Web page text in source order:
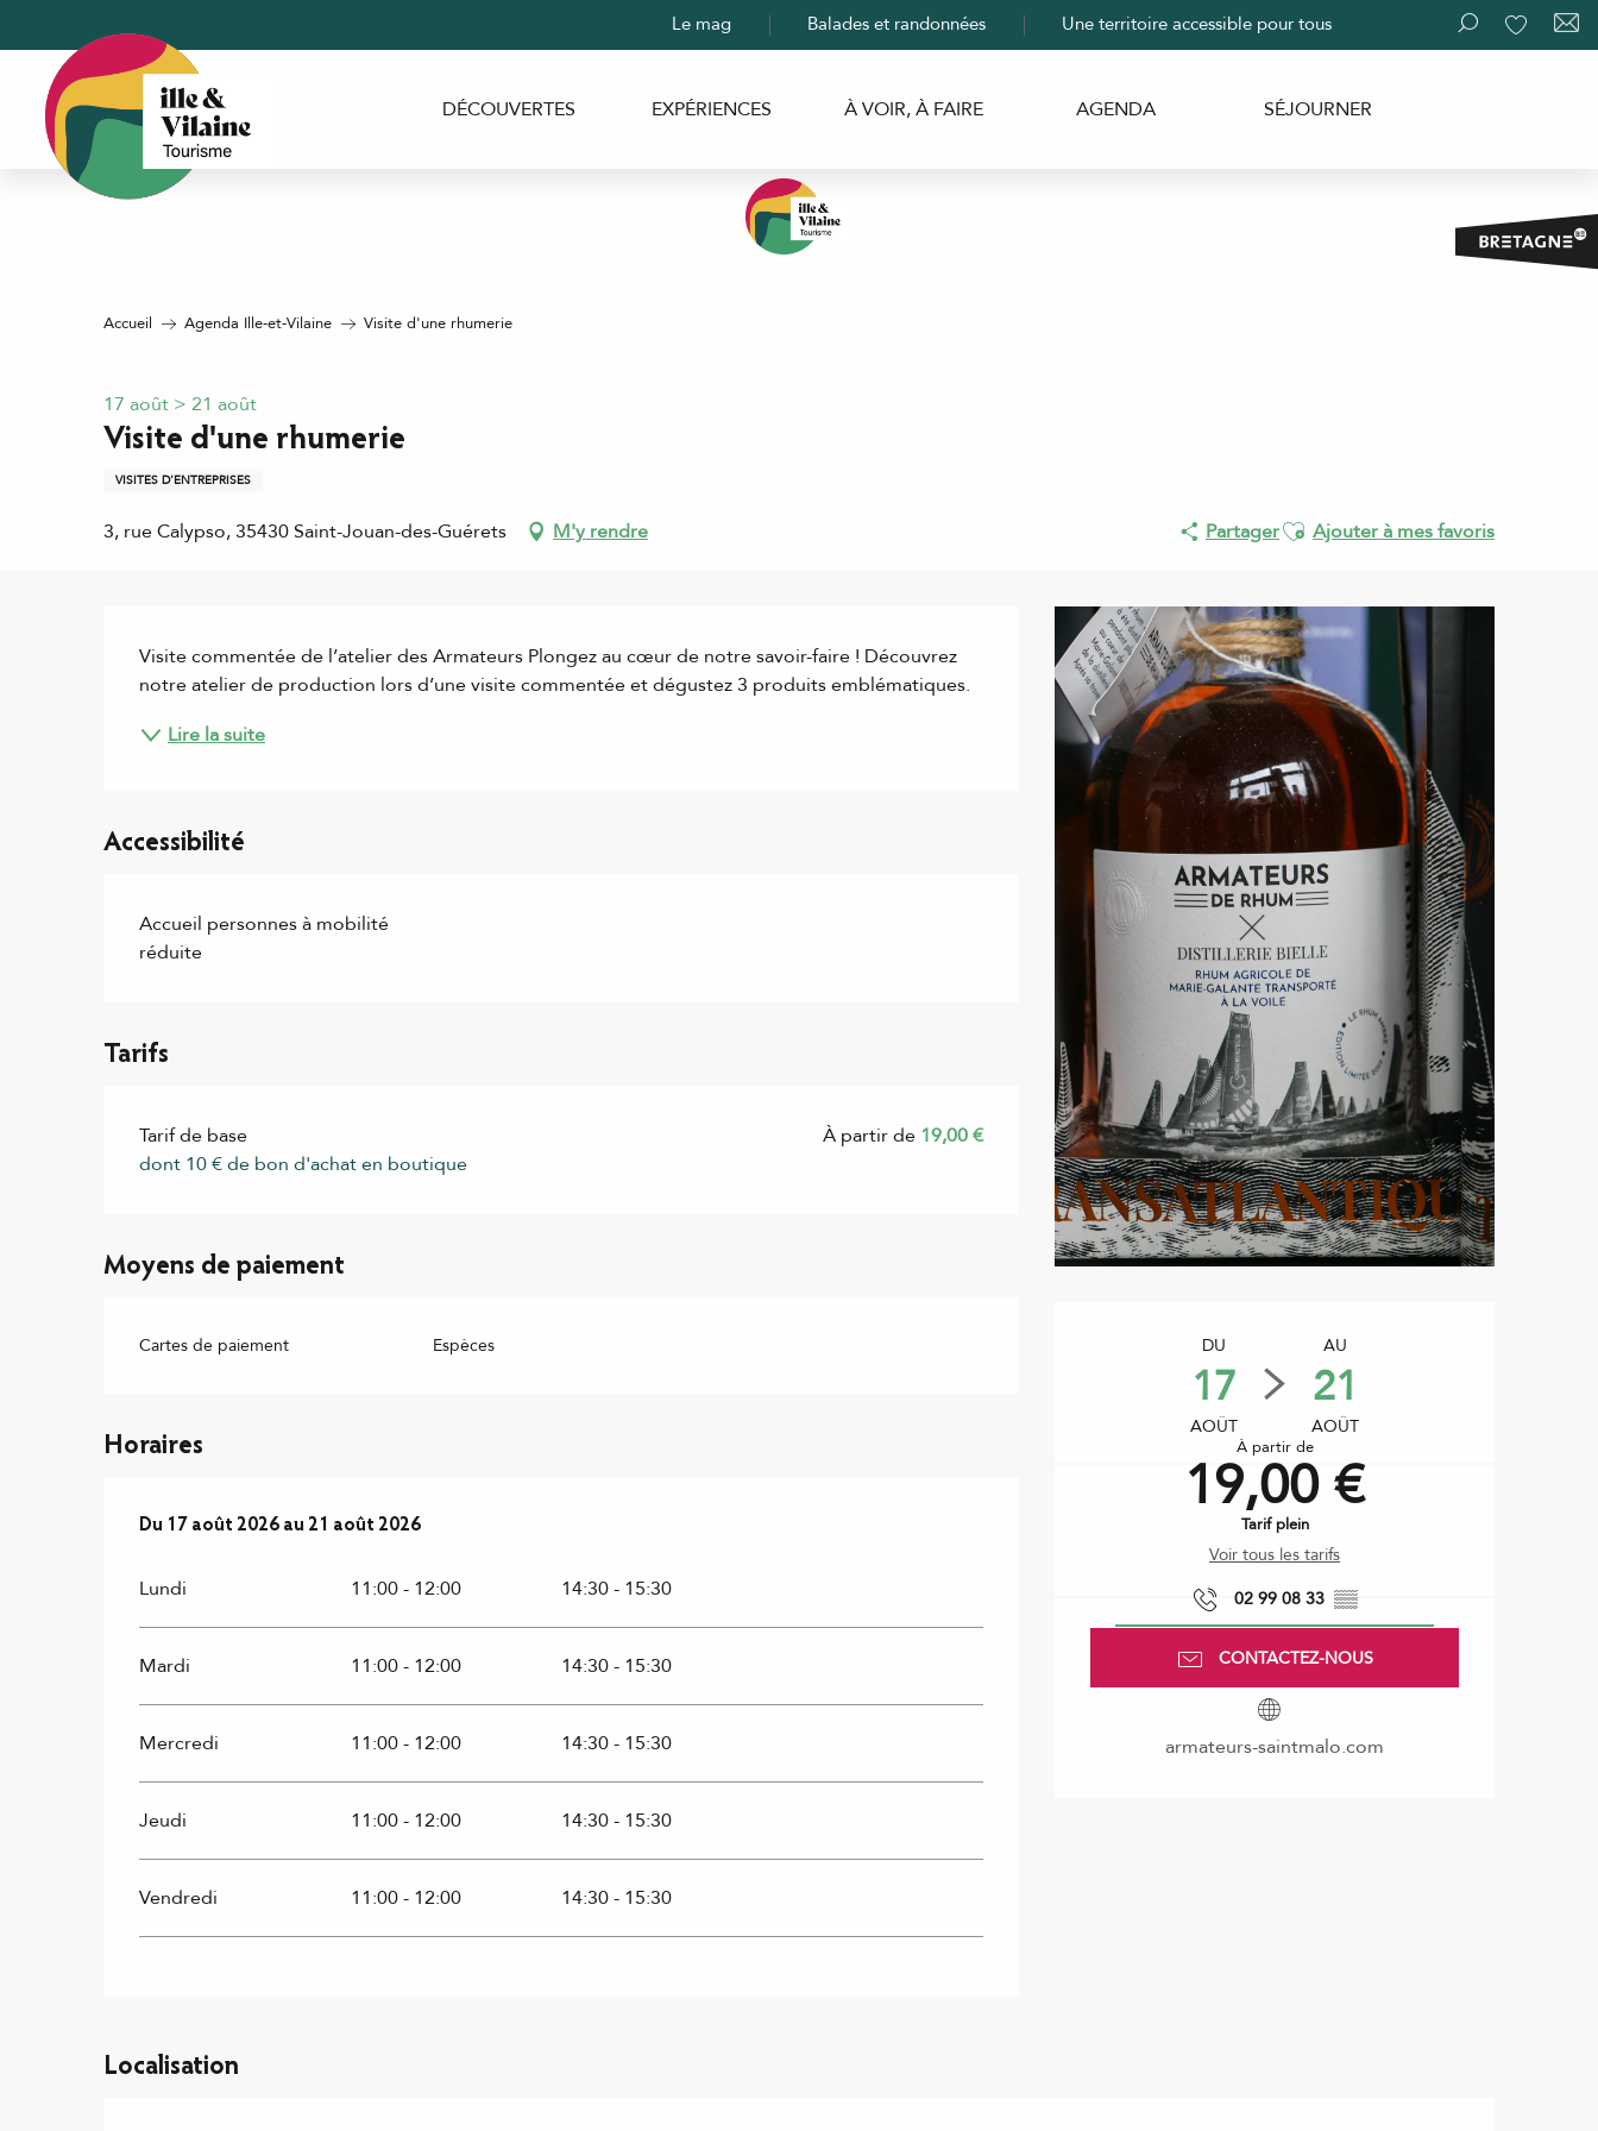
contenu
principal
Recherche
Le mag Balades et randonnées Une territoire accessible pour tous
DÉCOUVERTES EXPÉRIENCES À VOIR, À FAIRE AGENDA SÉJOURNER
Accueil Agenda Ille-et-Vilaine Visite d'une rhumerie
17 août > 21 août
Visite d'une rhumerie
VISITES D'ENTREPRISES
3, rue Calypso, 35430 Saint-Jouan-des-Guérets M'y rendre PartagerAjouter aux favoris
Ajouter à mes favoris
DU
17
AOÛT
AU
21
AOÛT
À partir de
19,00 €
Tarif plein
Voir tous les tarifs
02 99 08 33 ▒▒
CONTACTEZ-NOUS
armateurs-saintmalo.com
Visite commentée de l’atelier des Armateurs Plongez au cœur de notre savoir-faire ! Découvrez
notre atelier de production lors d’une visite commentée et dégustez 3 produits emblématiques.
Lire la suite
Accessibilité
Accueil personnes à mobilité
réduite
Tarifs
Tarif de base
dont 10 € de bon d'achat en boutique
À partir de 19,00 €
Moyens de paiement
Cartes de paiement Espèces
Horaires
Du 17 août 2026au21 août 2026
Du 17 août 2026 au 21 août 2026
Lundi 11:00 - 12:00 14:30 - 15:30
Mardi 11:00 - 12:00 14:30 - 15:30
Mercredi 11:00 - 12:00 14:30 - 15:30
Jeudi 11:00 - 12:00 14:30 - 15:30
Vendredi 11:00 - 12:00 14:30 - 15:30
Localisation